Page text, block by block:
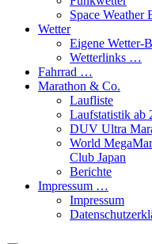
Space Weather
Wetter
Eigene Wetter-
Wetterlinks …
Fahrrad …
Marathon & Co.
Laufliste
Laufstatistik ab
DUV Ultra
World
Club Japan
Berichte
Impressum …
Impressum